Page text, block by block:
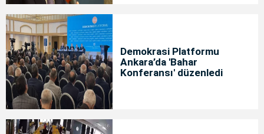
Demokrasi Platformu
Ankara’da 'Bahar
Konferansı' düzenledi